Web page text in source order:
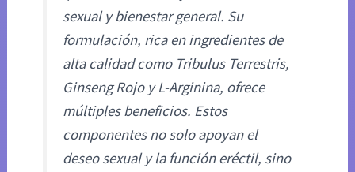
sexual y bienestar general. Su
formulación, rica en ingredientes de
alta calidad como Tribulus Terrestris,
Ginseng Rojo y L-Arginina, ofrece
múltiples beneficios. Estos
componentes no solo apoyan el
deseo sexual y la función eréctil, sino